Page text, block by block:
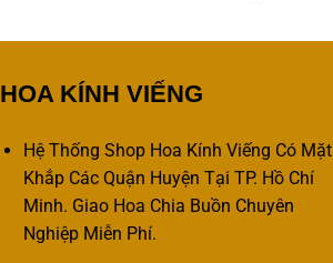
HOA KÍNH VIẾNG
Hệ Thống Shop Hoa Kính Viếng Có Mặt
Khắp Các Quận Huyện Tại TP. Hồ Chí
Minh. Giao Hoa Chia Buồn Chuyên
Nghiệp Miễn Phí.